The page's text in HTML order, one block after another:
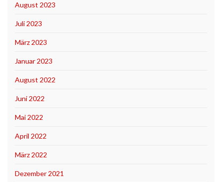
August 2023
Juli 2023
März 2023
Januar 2023
August 2022
Juni 2022
Mai 2022
April 2022
März 2022
Dezember 2021